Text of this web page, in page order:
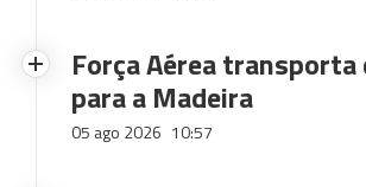
Força Aérea
para a Madeira
05 ago 2026 10:57